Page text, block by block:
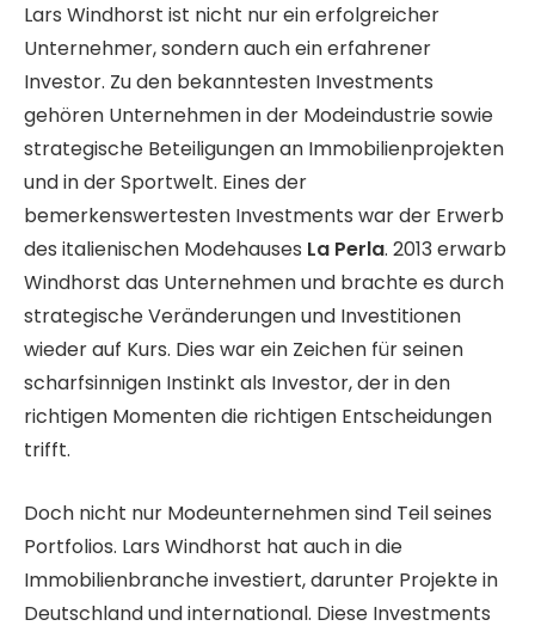
Lars Windhorst ist nicht nur ein erfolgreicher
Unternehmer, sondern auch ein erfahrener
Investor. Zu den bekanntesten Investments
gehören Unternehmen in der Modeindustrie sowie
strategische Beteiligungen an Immobilienprojekten
und in der Sportwelt. Eines der
bemerkenswertesten Investments war der Erwerb
des italienischen Modehauses La Perla. 2013 erwarb
Windhorst das Unternehmen und brachte es durch
strategische Veränderungen und Investitionen
wieder auf Kurs. Dies war ein Zeichen für seinen
scharfsinnigen Instinkt als Investor, der in den
richtigen Momenten die richtigen Entscheidungen
trifft.
Doch nicht nur Modeunternehmen sind Teil seines
Portfolios. Lars Windhorst hat auch in die
Immobilienbranche investiert, darunter Projekte in
Deutschland und international. Diese Investments